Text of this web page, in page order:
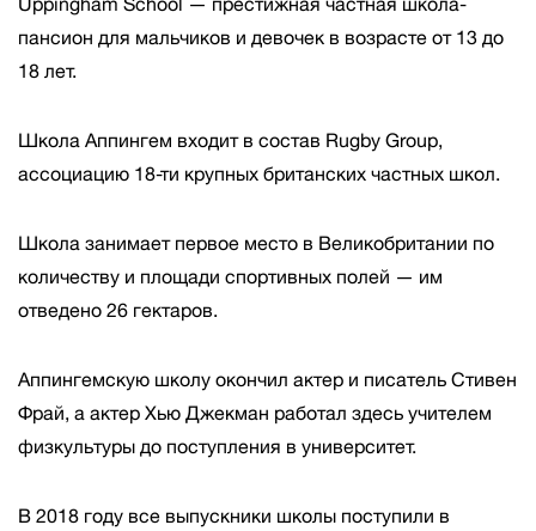
пансион для мальчиков и девочек в возрасте от 13 до
18 лет.
Школа Аппингем входит в состав Rugby Group,
ассоциацию 18-ти крупных британских частных школ.
Школа занимает первое место в Великобритании по
количеству и площади спортивных полей — им
отведено 26 гектаров.
Аппингемскую школу окончил актер и писатель Стивен
Фрай, а актер Хью Джекман работал здесь учителем
физкультуры до поступления в университет.
В 2018 году все выпускники школы поступили в